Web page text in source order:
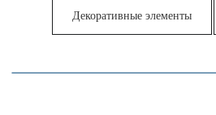
Декоративные элементы